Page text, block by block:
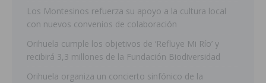
Los Montesinos refuerza su apoyo a la cultura local
con nuevos convenios de colaboración
Orihuela cumple los objetivos de ‘Refluye Mi Río’ y
recibirá 3,3 millones de la Fundación Biodiversidad
Orihuela organiza un concierto sinfónico de la